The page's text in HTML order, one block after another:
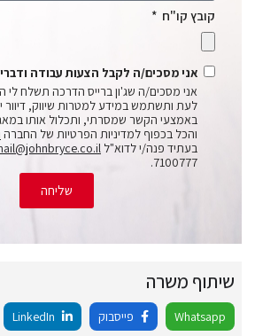
קובץ קו"ח
אני מסכים/ה לקבל הצעות עבודה
אני מסכים/ה שג'ון ברייס הדרכה תשלח
לעת ותשתמש במידע למטרות שיווק, דיוור
באמצעי הקשר שמסרתי, ותכלול אותו
והכל בכפוף למדיניות הפרטיות של החברה
בעתיד פנה/י לדוא"ל
7100777.
שליחה
שיתוף משרה
Whatsapp פייסבוק